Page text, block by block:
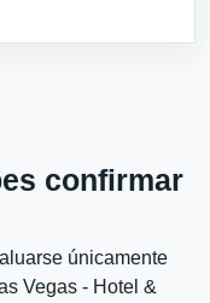
confirmar
únicamente
Vegas - Hotel &